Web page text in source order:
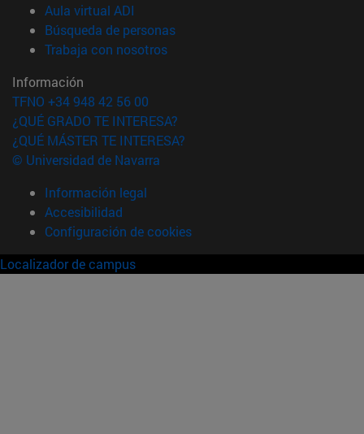
Aula virtual ADI
Búsqueda de personas(abre en nueva ventana)
Trabaja con nosotros(abre en nueva ventana)
Información
TFNO +34 948 42 56 00
¿QUÉ GRADO TE INTERESA?
¿QUÉ MÁSTER TE INTERESA?
© Universidad de Navarra
Información legal
Accesibilidad
Configuración de cookies
Localizador de campus